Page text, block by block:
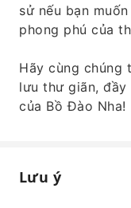
sử nếu bạn
phong phú của
Hãy cùng chúng
lưu thư giãn,
của Bồ Đào Nha!
Lưu ý